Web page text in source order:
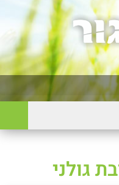
גולני